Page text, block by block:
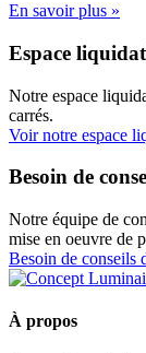
En savoir plus »
Espace
Notre espace
carrés.
Voir notre espace
Besoin de
Notre équipe de
mise en oeuvre de
Besoin de conseils
À propos